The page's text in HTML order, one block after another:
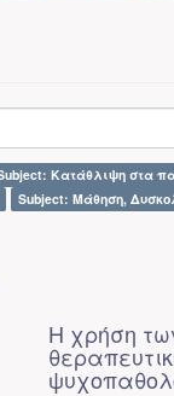
Κατάθλιψη στα
Subject: Μάθηση,
Η χρήση